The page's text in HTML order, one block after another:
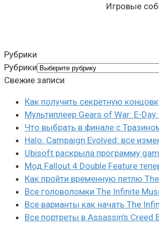
Игровые
Рубрики
Рубрики
Свежие записи
Как получить секретную
Мультиплеер Gears of War: E-
Что выбрать в финале с
Halo: Campaign Evolved: все
Ubisoft раскрыла программу
Мод Fallout 4 Double Feature
Как пройти временную петлю
Все головоломки The Infinite
Все варианты как начать The
Все портреты в Assassin’s Creed